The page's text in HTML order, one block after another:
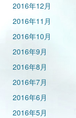
2016年12月
2016年11月
2016年10月
2016年9月
2016年8月
2016年7月
2016年6月
2016年5月